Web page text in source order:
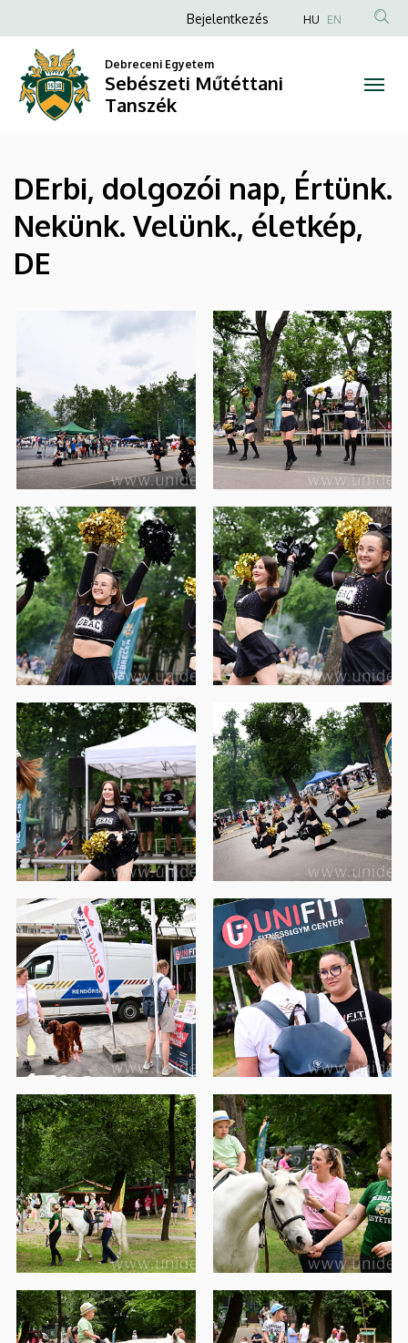
Sebészeti
Műtéttani
Tanszék
a
tartalomra
Anonim
fiók
menüje
Bejelentkezés HU EN
Debreceni Egyetem
Sebészeti Műtéttani
Tanszék
DErbi, dolgozói nap, Értünk.
Nekünk. Velünk., életkép,
DE